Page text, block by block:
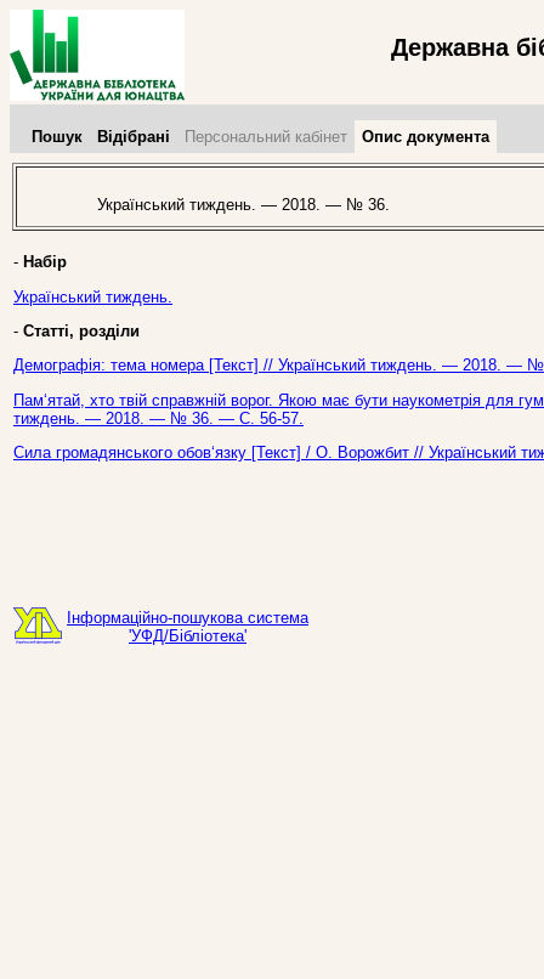
Державна
Пошук Відібрані Персональний кабінет Опис документа
Український тиждень. — 2018. — № 36.
- Набір
Український тиждень.
- Статті, розділи
Демографія: тема номера [Текст] // Український тиждень. — 2018. —
Пам‘ятай, хто твій справжній ворог. Якою має бути наукометрія для
тиждень. — 2018. — № 36. — С. 56-57.
Сила громадянського обов‘язку [Текст] / О. Ворожбит //
Інформаційно-пошукова система
'УФД/Бібліотека'